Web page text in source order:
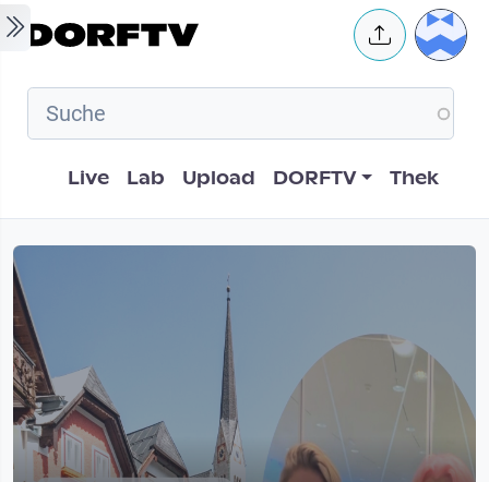
Skip to main content User
Hauptnavigation
Live Lab Upload DORFTV Thek